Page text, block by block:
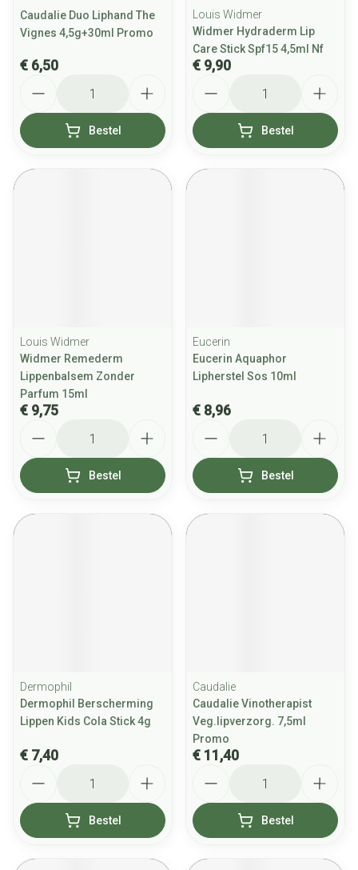
Caudalie Duo Liphand The
Vignes 4,5g+30ml Promo
€ 6,50
Bestel
Louis Widmer
Widmer Hydraderm Lip
Care Stick Spf15 4,5ml Nf
€ 9,90
Bestel
Louis Widmer
Widmer Remederm
Lippenbalsem Zonder
Parfum 15ml
€ 9,75
Bestel
Eucerin
Eucerin Aquaphor
Lipherstel Sos 10ml
€ 8,96
Bestel
Dermophil
Dermophil Berscherming
Lippen Kids Cola Stick 4g
€ 7,40
Bestel
Caudalie
Caudalie Vinotherapist
Veg.lipverzorg. 7,5ml
Promo
€ 11,40
Bestel